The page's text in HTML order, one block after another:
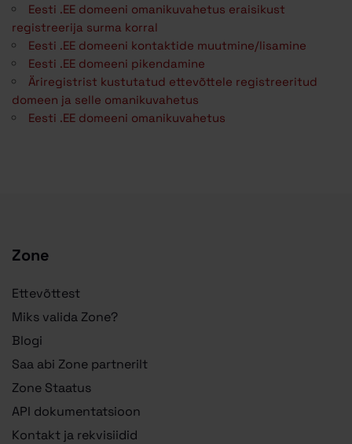
Eesti .EE domeeni omanikuvahetus eraisikust
registreerija surma korral
Eesti .EE domeeni kontaktide muutmine/lisamine
Eesti .EE domeeni pikendamine
Äriregistrist kustutatud ettevõttele registreeritud
domeen ja selle omanikuvahetus
Eesti .EE domeeni omanikuvahetus
Zone
Ettevõttest
Miks valida Zone?
Blogi
Saa abi Zone partnerilt
Zone Staatus
API dokumentatsioon
Kontakt ja rekvisiidid